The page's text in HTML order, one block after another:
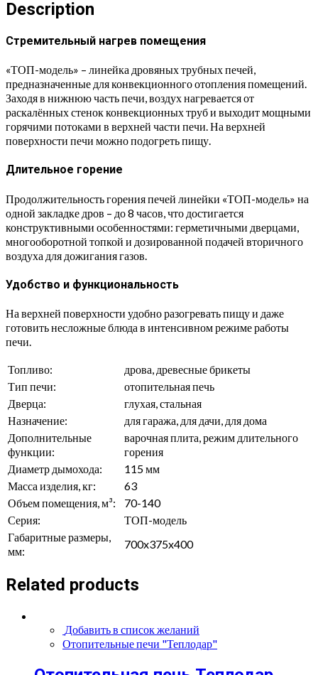
дверцей"
quantity
Description
Стремительный нагрев помещения
«ТОП-модель» – линейка дровяных трубных печей,
предназначенные для конвекционного отопления помещений.
Заходя в нижнюю часть печи, воздух нагревается от
раскалённых стенок конвекционных труб и выходит мощными
горячими потоками в верхней части печи. На верхней
поверхности печи можно подогреть пищу.
Длительное горение
Продолжительность горения печей линейки «ТОП-модель» на
одной закладке дров – до 8 часов, что достигается
конструктивными особенностями: герметичными дверцами,
многооборотной топкой и дозированной подачей вторичного
воздуха для дожигания газов.
Удобство и функциональность
На верхней поверхности удобно разогревать пищу и даже
готовить несложные блюда в интенсивном режиме работы
печи.
Топливо:
дрова, древесные брикеты
Тип печи:
отопительная печь
Дверца:
глухая, стальная
Назначение:
для гаража, для дачи, для дома
Дополнительные
функции:
варочная плита, режим длительного
горения
Диаметр дымохода:
115 мм
Масса изделия, кг:
63
Объем помещения, м³:
70-140
Серия:
ТОП-модель
Габаритные размеры,
мм:
700x375x400
Related products
Добавить в список желаний
Отопительные печи "Теплодар"